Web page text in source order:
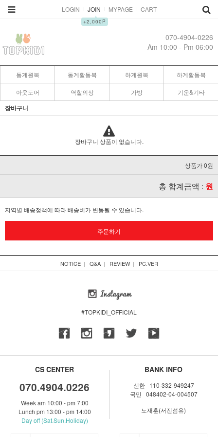
LOGIN
JOIN
▲
+2,000P
MYPAGE CART
070-4904-0226
Am 10:00 - Pm 06:00
동계원복 동계활동복 하계원복 하계활동복
아웃도어 역할의상 가방 기운&기타
장바구니
장바구니 상품이 없습니다.
상품가 0원
총 합계금액 : 원
지역별 배송정책에 따라 배송비가 변동될 수 있습니다.
주문하기
NOTICE| Q&A| REVIEW| PC.VER
#TOPKIDI_OFFICIAL
CS CENTER
070.4904.0226
Week am 10:00 - pm 7:00
Lunch pm 13:00 - pm 14:00
Day off (Sat.Sun.Holiday)
BANK INFO
신한 110-332-949247
국민 048402-04-004507
노재훈(서진섬유)